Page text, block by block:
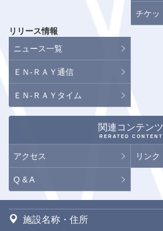
チケッ
リリース情報
ニュース一覧
ＥＮ-ＲＡＹ通信
ＥＮ-ＲＡＹタイム
関連コンテンツ
RERATED CONTENT
アクセス リンク
Q & A
施設名称・住所